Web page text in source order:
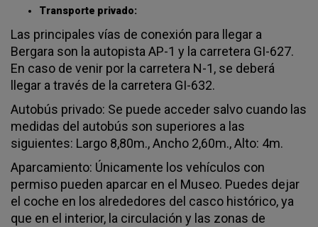
Transporte privado:
Las principales vías de conexión para llegar a
Bergara son la autopista AP-1 y la carretera GI-627.
En caso de venir por la carretera N-1, se deberá
llegar a través de la carretera GI-632.
Autobús privado: Se puede acceder salvo cuando las
medidas del autobús son superiores a las
siguientes: Largo 8,80m., Ancho 2,60m., Alto: 4m.
Aparcamiento: Únicamente los vehículos con
permiso pueden aparcar en el Museo. Puedes dejar
el coche en los alrededores del casco histórico, ya
que en el interior, la circulación y las zonas de